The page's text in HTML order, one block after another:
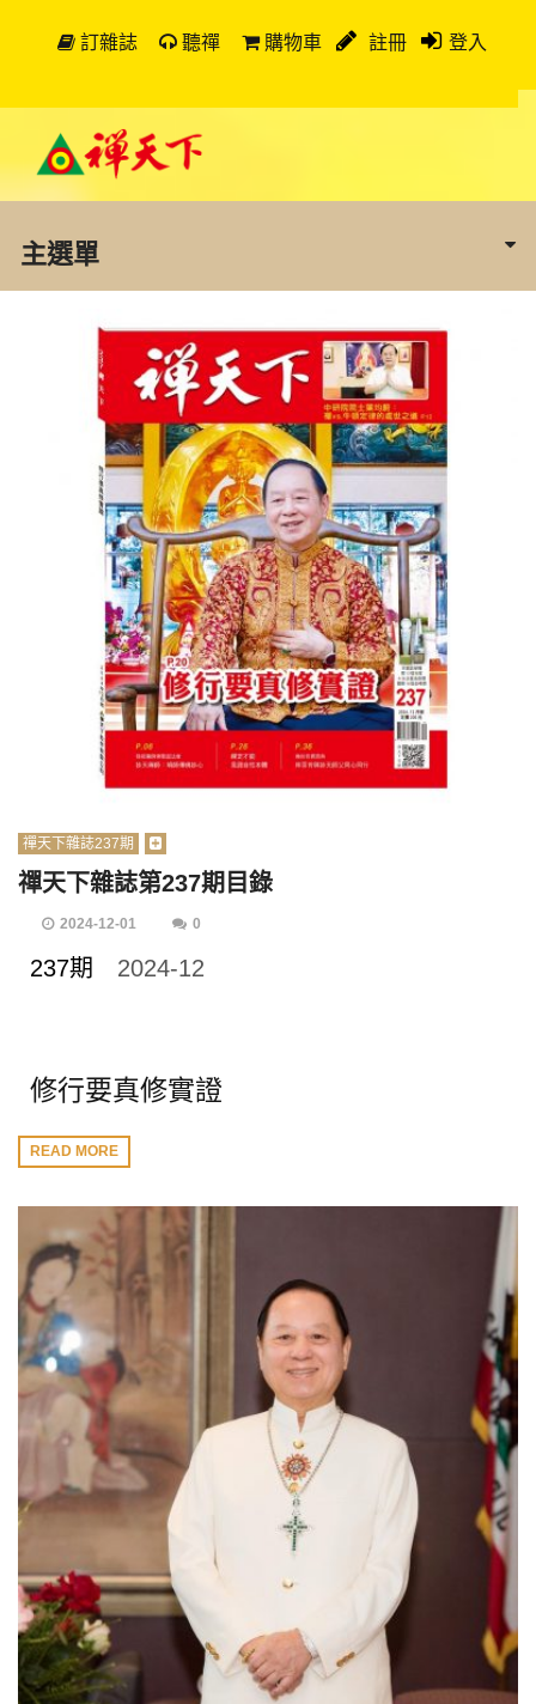
訂雜誌 聽禪 購物車 註冊 登入
主選單
禪天下雜誌237期
禪天下雜誌第237期目錄
2024-12-01 0
237期 2024-12
修行要真修實證
READ MORE